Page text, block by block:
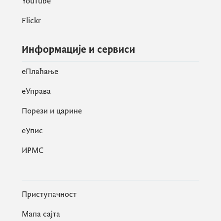
Flickr
Информације и сервиси
eПлаћање
еУправа
Порези и царине
eУпис
ИРМС
Приступачност
Мапа сајта